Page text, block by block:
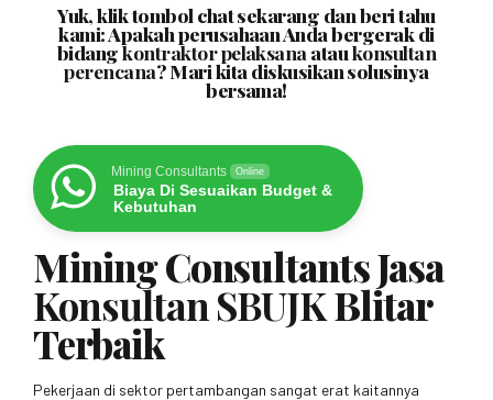
Yuk, klik tombol chat sekarang dan beri tahu
kami: Apakah perusahaan Anda bergerak di
bidangkontraktor pelaksana ataukonsultan
perencana? Mari kita diskusikan solusinya
bersama!
Mining Consultants Online
Biaya Di Sesuaikan Budget &
Kebutuhan
Mining Consultants Jasa
Konsultan SBUJKBlitar
Terbaik
Pekerjaan di sektor pertambangan sangat erat kaitannya